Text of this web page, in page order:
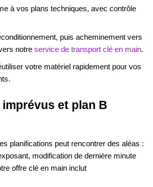
à vos plans techniques, avec contrôle
puis acheminement vers
notre service de transport clé en main.
votre matériel rapidement pour vos
et plan B
planifications peut rencontrer des aléas :
modification de dernière minute
offre clé en main inclut